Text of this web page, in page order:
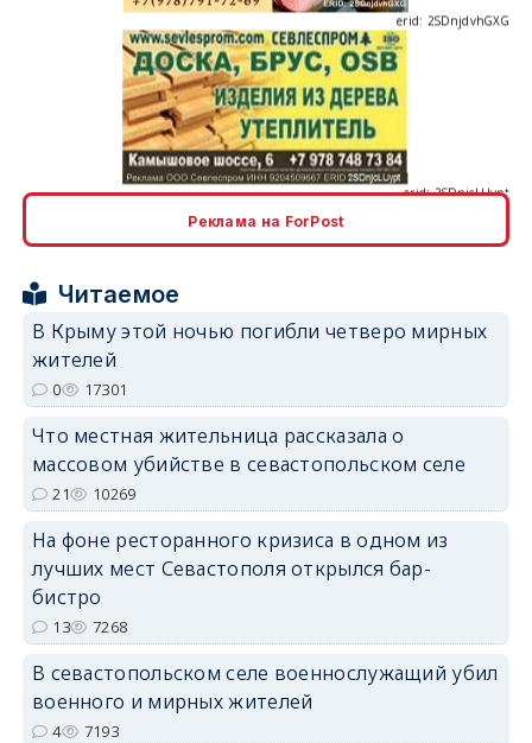
erid: 2SDnjdPjgYS
Реклама на ForPost
Читаемое
В Крыму этой ночью погибли четверо мирных
жителей
0 17301
Что местная жительница рассказала о
массовом убийстве в севастопольском селе
21 10269
На фоне ресторанного кризиса в одном из
лучших мест Севастополя открылся бар-
бистро
13 7268
В севастопольском селе военнослужащий убил
военного и мирных жителей
4 7193